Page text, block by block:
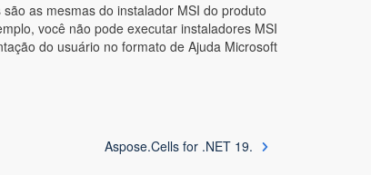
as mesmas do instalador MSI do produto
você não pode executar instaladores MSI
do usuário no formato de Ajuda Microsoft
Aspose.Cells for .NET 19.